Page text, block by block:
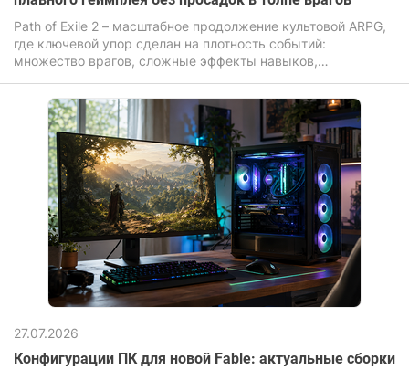
Path of Exile 2 – масштабное продолжение культовой ARPG,
где ключевой упор сделан на плотность событий:
множество врагов, сложные эффекты навыков,
27.07.2026
Конфигурации ПК для новой Fable: актуальные сборки